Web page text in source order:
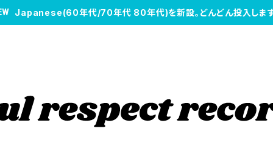
Japanese(60年代/70年代 80年代)を新設。どんどん投入します